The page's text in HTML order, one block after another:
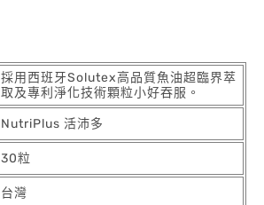
採用西班牙Solutex高品質魚油超臨界萃
取及專利淨化技術顆粒小好吞服。
NutriPlus 活沛多
30粒
台灣